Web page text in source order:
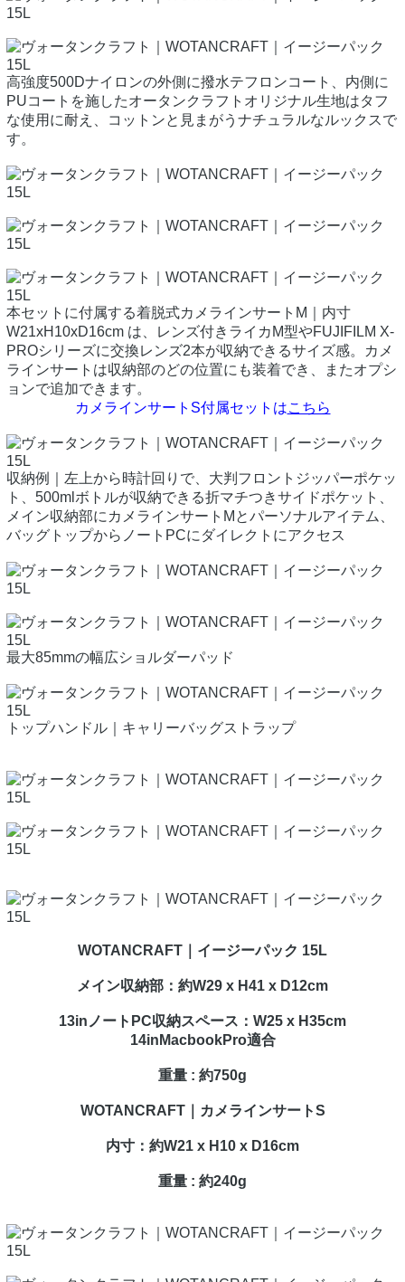
高強度500Dナイロンの外側に撥水テフロンコート、内側に
PUコートを施したオータンクラフトオリジナル生地はタフ
な使用に耐え、コットンと見まがうナチュラルなルックスで
す。
本セットに付属する着脱式カメラインサートM｜内寸
W21xH10xD16cm は、レンズ付きライカM型やFUJIFILM X-
PROシリーズに交換レンズ2本が収納できるサイズ感。カメ
ラインサートは収納部のどの位置にも装着でき、またオプシ
ョンで追加できます。
カメラインサートS付属セットはこちら
収納例｜左上から時計回りで、大判フロントジッパーポケッ
ト、500mlボトルが収納できる折マチつきサイドポケット、
メイン収納部にカメラインサートMとパーソナルアイテム、
バッグトップからノートPCにダイレクトにアクセス
最大85mmの幅広ショルダーパッド
トップハンドル｜キャリーバッグストラップ
WOTANCRAFT｜イージーパック 15L
メイン収納部：約W29 x H41 x D12cm
13inノートPC収納スペース：W25 x H35cm
14inMacbookPro適合
重量 : 約750g
WOTANCRAFT｜カメラインサートS
内寸：約W21 x H10 x D16cm
重量 : 約240g